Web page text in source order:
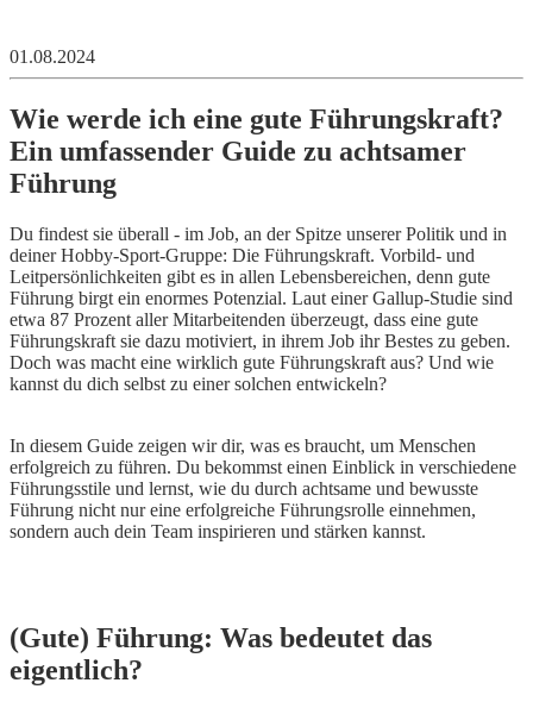
01.08.2024
Wie werde ich eine gute Führungskraft?
Ein umfassender Guide zu achtsamer
Führung
Du findest sie überall - im Job, an der Spitze unserer Politik und in
deiner Hobby-Sport-Gruppe: Die Führungskraft. Vorbild- und
Leitpersönlichkeiten gibt es in allen Lebensbereichen, denn gute
Führung birgt ein enormes Potenzial. Laut einer Gallup-Studie sind
etwa 87 Prozent aller Mitarbeitenden überzeugt, dass eine gute
Führungskraft sie dazu motiviert, in ihrem Job ihr Bestes zu geben.
Doch was macht eine wirklich gute Führungskraft aus? Und wie
kannst du dich selbst zu einer solchen entwickeln?
In diesem Guide zeigen wir dir, was es braucht, um Menschen
erfolgreich zu führen. Du bekommst einen Einblick in verschiedene
Führungsstile und lernst, wie du durch achtsame und bewusste
Führung nicht nur eine erfolgreiche Führungsrolle einnehmen,
sondern auch dein Team inspirieren und stärken kannst.
(Gute) Führung: Was bedeutet das
eigentlich?